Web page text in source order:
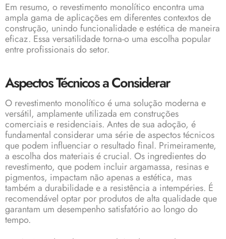
Em resumo, o revestimento monolítico encontra uma
ampla gama de aplicações em diferentes contextos de
construção, unindo funcionalidade e estética de maneira
eficaz. Essa versatilidade torna-o uma escolha popular
entre profissionais do setor.
Aspectos Técnicos a Considerar
O revestimento monolítico é uma solução moderna e
versátil, amplamente utilizada em construções
comerciais e residenciais. Antes de sua adoção, é
fundamental considerar uma série de aspectos técnicos
que podem influenciar o resultado final. Primeiramente,
a escolha dos materiais é crucial. Os ingredientes do
revestimento, que podem incluir argamassa, resinas e
pigmentos, impactam não apenas a estética, mas
também a durabilidade e a resistência a intempéries. É
recomendável optar por produtos de alta qualidade que
garantam um desempenho satisfatório ao longo do
tempo.